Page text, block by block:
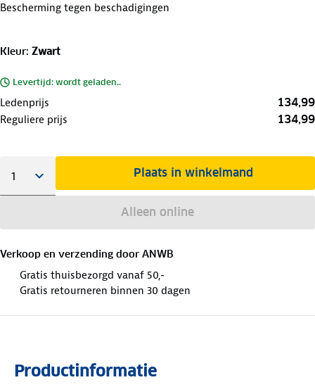
Bescherming tegen beschadigingen
Kleur: Zwart
Levertijd: wordt geladen..
Ledenprijs 134,99
Reguliere prijs 134,99
Plaats in winkelmand
Alleen online
Verkoop en verzending door ANWB
Gratis thuisbezorgd vanaf 50,-
Gratis retourneren binnen 30 dagen
Productinformatie